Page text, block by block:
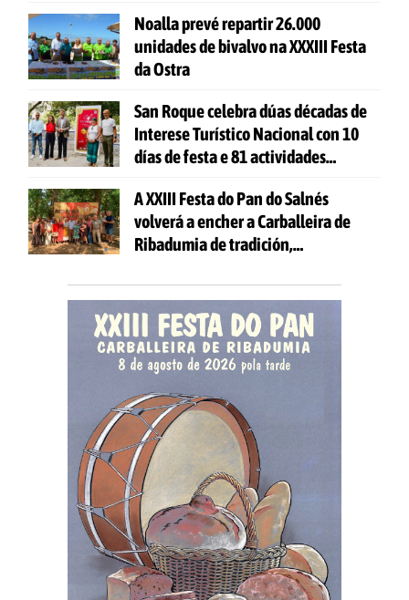
Noalla prevé repartir 26.000
unidades de bivalvo na XXXIII Festa
da Ostra
San Roque celebra dúas décadas de
Interese Turístico Nacional con 10
días de festa e 81 actividades
A XXIII Festa do Pan do Salnés
volverá a encher a Carballeira de
Ribadumia de tradición,
todas as idades